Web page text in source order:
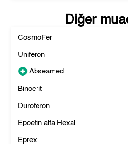
Diğer
CosmoFer
Uniferon
Abseamed
Binocrit
Duroferon
Epoetin alfa Hexal
Eprex